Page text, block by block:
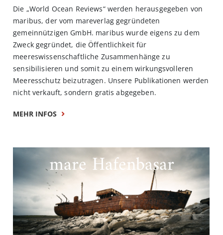
Die „World Ocean Reviews“ werden herausgegeben von
maribus, der vom mareverlag gegründeten
gemeinnützigen GmbH. maribus wurde eigens zu dem
Zweck gegründet, die Öffentlichkeit für
meereswissenschaftliche Zusammenhänge zu
sensibilisieren und somit zu einem wirkungsvolleren
Meeresschutz beizutragen. Unsere Publikationen werden
nicht verkauft, sondern gratis abgegeben.
MEHR INFOS
mare Hafenbasar